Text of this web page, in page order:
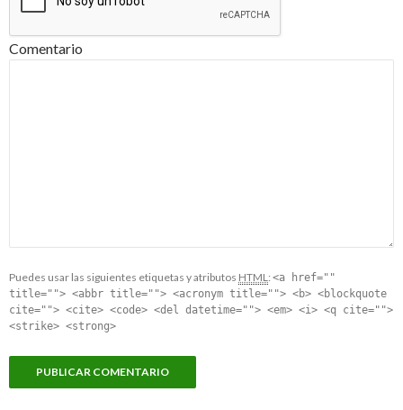
Comentario
Puedes usar las siguientes etiquetas y atributos HTML : <a href=""
title=""> <abbr title=""> <acronym title=""> <b> <blockquote
cite=""> <cite> <code> <del datetime=""> <em> <i> <q cite="">
<strike> <strong>